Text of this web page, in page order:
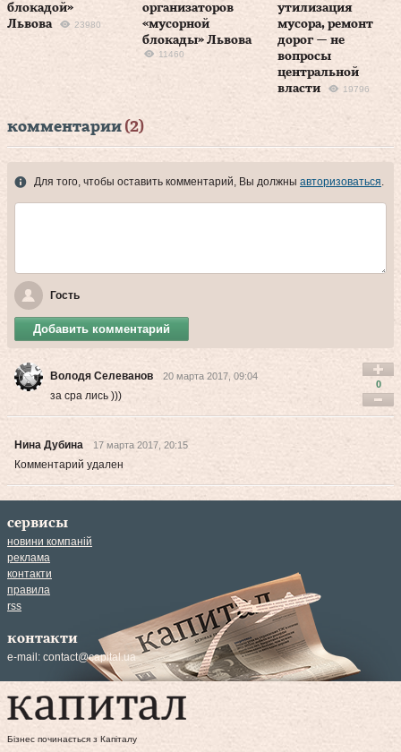
блокадой»
Львова
23980
организаторов
«мусорной
блокады» Львова
11460
утилизация
мусора, ремонт
дорог — не
вопросы
центральной
власти
19796
комментарии (2)
Для того, чтобы оставить комментарий, Вы должны авторизоваться.
Гость
Добавить комментарий
Володя Селеванов 20 марта 2017, 09:04
за сра лись )))
0
Нина Дубина 17 марта 2017, 20:15
Комментарий удален
сервисы
новини компаній
реклама
контакти
правила
rss
контакти
e-mail: contact@capital.ua
Бізнес починається з Капіталу